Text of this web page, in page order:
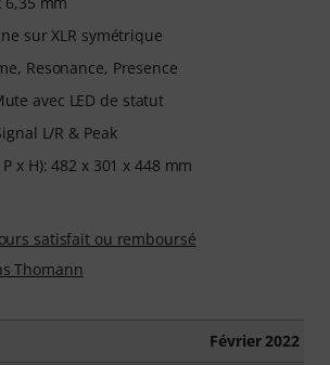
sur XLR symétrique
Resonance, Presence
avec LED de statut
L/R & Peak
x H): 482 x 301 x 448 mm
satisfait ou remboursé
Thomann
Février 2022